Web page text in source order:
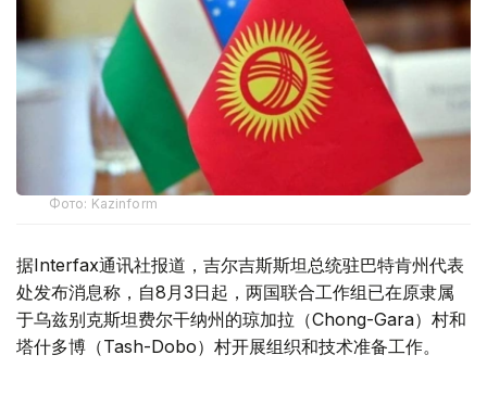
Фото: Kazinform
据Interfax通讯社报道，吉尔吉斯斯坦总统驻巴特肯州代表
处发布消息称，自8月3日起，两国联合工作组已在原隶属
于乌兹别克斯坦费尔干纳州的琼加拉（Chong-Gara）村和
塔什多博（Tash-Dobo）村开展组织和技术准备工作。